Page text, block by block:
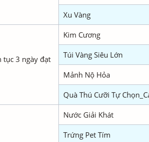
Xu Vàng
tục 3 ngày đạt
Kim Cương
Túi Vàng Siêu Lớn
Mảnh Nộ Hỏa
Quà Thú Cưỡi Tự
Nước Giải Khát
Trứng Pet Tím